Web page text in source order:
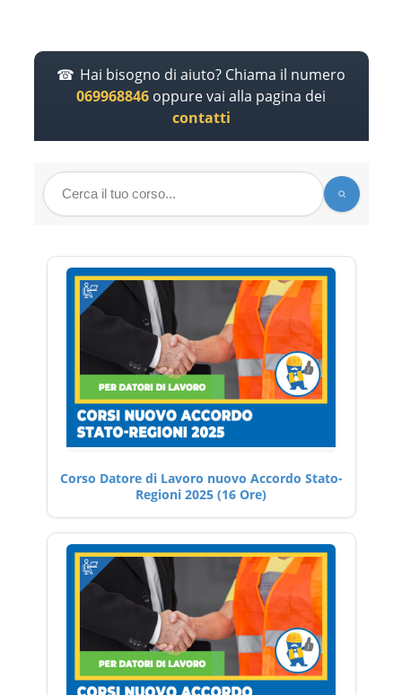
Hai bisogno di aiuto? Chiama il numero
069968846 oppure vai alla pagina dei
contatti
Corso Datore di Lavoro nuovo Accordo Stato-
Regioni 2025 (16 Ore)